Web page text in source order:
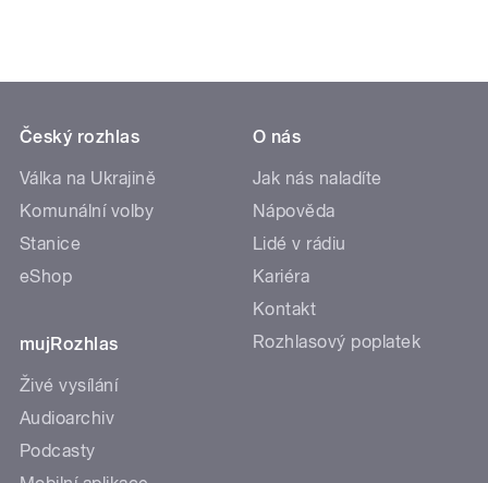
Český rozhlas
Válka na Ukrajině
Komunální volby
Stanice
eShop
mujRozhlas
Živé vysílání
Audioarchiv
Podcasty
O nás
Jak nás naladíte
Nápověda
Lidé v rádiu
Kariéra
Kontakt
Rozhlasový poplatek